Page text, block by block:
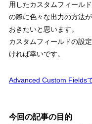
用したカスタムフィール
の際に色々な出力の方法
おきたいと思います。
カスタムフィールドの設
ければ幸いです。
Advanced Custom Fields
今回の記事の目的